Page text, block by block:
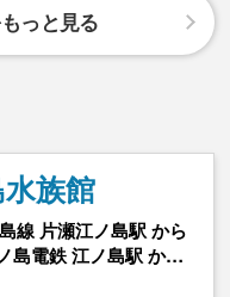
っと見る
族館
線 片瀬江ノ島駅 から
島電鉄 江ノ島駅 か…